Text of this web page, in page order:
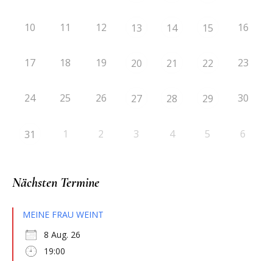
10 11 12 13 14 15 16
17 18 19 20 21 22 23
24 25 26 27 28 29 30
31 1 2 3 4 5 6
Nächsten Termine
MEINE FRAU WEINT
8 Aug. 26
19:00